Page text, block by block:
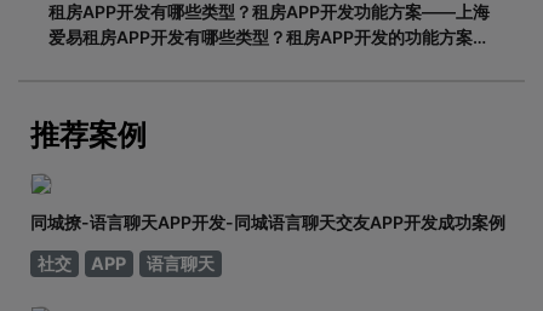
租房APP开发有哪些类型？租房APP开发功能方案——上海
爱易租房APP开发有哪些类型？租房APP开发的功能方案
推荐案例
同城撩-语言聊天APP开发-同城语言聊天交友APP开发成功案例
社交
APP 语言聊天